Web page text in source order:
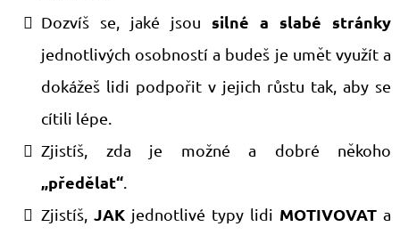
​Dozvíš se, ​jaké jsou silné a slabé stránky
jednotlivých osobností a budeš je umět využít a
dokážeš lidi podpořit v jejich růstu tak, aby se
cítili lépe.
​Zjistíš, zda je možné a dobré někoho
„předělat“
​Zjistíš, JAK jednotlivé typy lidi MOTIVOVAT a